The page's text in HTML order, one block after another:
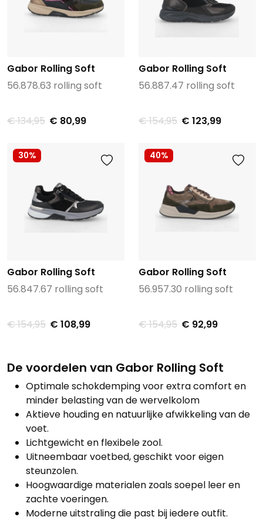
Gabor Rolling Soft
56.878.63 rolling soft
€ 134,95 € 80,99
Gabor Rolling Soft
56.887.47 rolling soft
€ 154,95 € 123,99
30%
Gabor Rolling Soft
56.847.67 rolling soft
€ 154,95 € 108,99
40%
Gabor Rolling Soft
56.957.30 rolling soft
€ 154,95 € 92,99
De voordelen van Gabor Rolling Soft
Optimale schokdemping voor extra comfort en
minder belasting van de wervelkolom
Aktieve houding en natuurlijke afwikkeling van de
voet.
Lichtgewicht en flexibele zool.
Uitneembaar voetbed, geschikt voor eigen
steunzolen.
Hoogwaardige materialen zoals soepel leer en
zachte voeringen.
Moderne uitstraling die past bij iedere outfit.